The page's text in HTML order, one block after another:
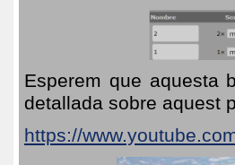
Esperem que aquesta
detallada sobre aquest
https://